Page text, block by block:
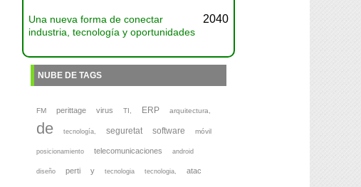
Una nueva forma de conectar
industria, tecnología y oportunidades
2040
NUBE DE TAGS
FM perittage virus TI, ERP arquitectura,
de tecnología, seguretat software móvil
posicionamiento telecomunicaciones android
diseño perti y tecnologia tecnologia, atac